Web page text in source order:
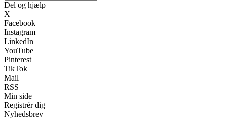
Del og hjælp
X
Facebook
Instagram
LinkedIn
YouTube
Pinterest
TikTok
Mail
RSS
Min side
Registrér dig
Nyhedsbrev